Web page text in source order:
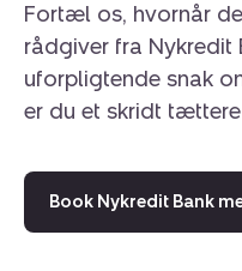
Fortæl os, hvornår
rådgiver fra Nykredit
uforpligtende snak
er du et skridt
Book Nykredit Bank